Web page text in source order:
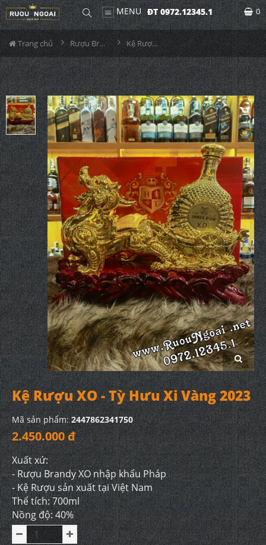
MENU ĐT 0972.12345.1 0
Trang chủ Rượu Brandy Kệ Rượu XO - Tỳ Hưu Xi Vàng 2023
Kệ Rượu XO - Tỳ Hưu Xi Vàng 2023
Mã sản phẩm:2447862341750
2.450.000 đ
Xuất xứ:
- Rượu Brandy XO nhập khẩu Pháp
- Kệ Rượu sản xuất tại Việt Nam
Thể tích: 700ml
Nồng độ: 40%